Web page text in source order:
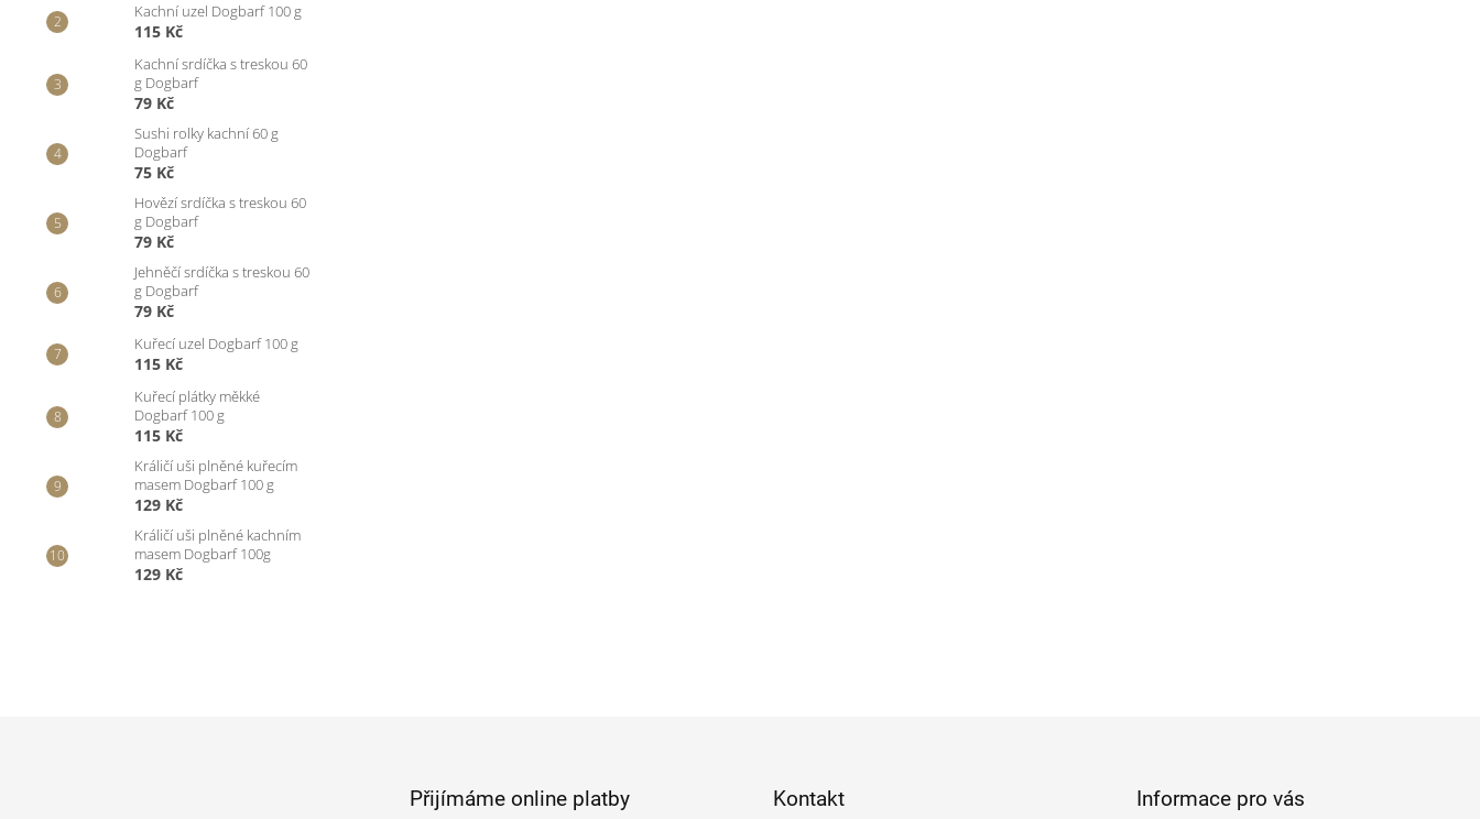
Kachní uzel Dogbarf 100 g
115 Kč
Kachní srdíčka s treskou 60
g Dogbarf
79 Kč
Sushi rolky kachní 60 g
Dogbarf
75 Kč
Hovězí srdíčka s treskou 60
g Dogbarf
79 Kč
Jehněčí srdíčka s treskou 60
g Dogbarf
79 Kč
Kuřecí uzel Dogbarf 100 g
115 Kč
Kuřecí plátky měkké
Dogbarf 100 g
115 Kč
Králičí uši plněné kuřecím
masem Dogbarf 100 g
129 Kč
Králičí uši plněné kachním
masem Dogbarf 100g
129 Kč
Přijímáme online platby Kontakt Informace pro vás